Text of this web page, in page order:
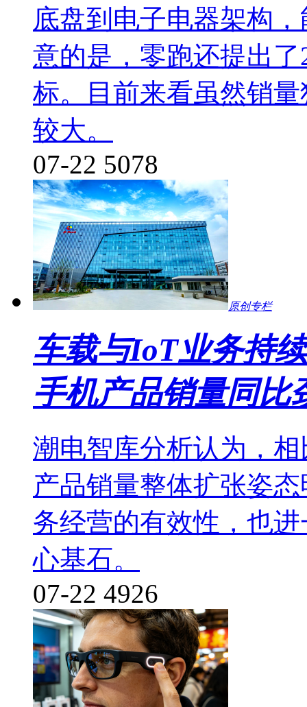
底盘到电子电器架构
意的是，零跑还提出
标。目前来看虽然销
较大。
07-22 5078
原创专栏
车载与IoT业务持
手机产品销量同比
潮电智库分析认为，
产品销量整体扩张姿
务经营的有效性，也
心基石。
07-22 4926